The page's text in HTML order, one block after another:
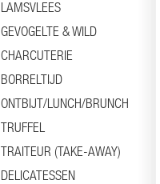
LAMSVLEES
GEVOGELTE & WILD
CHARCUTERIE
BORRELTIJD
ONTBIJT/LUNCH/BRUNCH
TRUFFEL
TRAITEUR (TAKE-AWAY)
DELICATESSEN